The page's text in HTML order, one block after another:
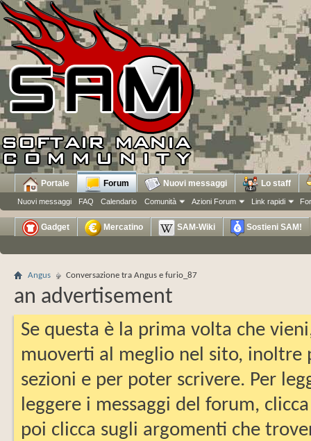
Portale Forum
Nuovi messaggi FAQ Calendario Comunità Azioni Forum Link rapidi
Nuovi messaggi Lo staff
Gadget Mercatino SAM-Wiki Sostieni SAM!
Angus Conversazione tra Angus e furio_87
an advertisement
Se questa è la prima volta che
muoverti al meglio nel sito, inoltre
sezioni e per poter scrivere. Per
leggere i messaggi del forum,
poi clicca sugli argomenti che